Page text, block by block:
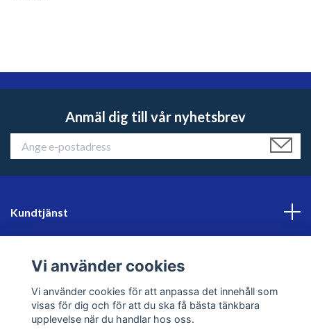
Anmäl dig till vår nyhetsbrev
Kundtjänst
Sociala medier
Vi använder cookies
Vi använder cookies för att anpassa det innehåll som
visas för dig och för att du ska få bästa tänkbara
upplevelse när du handlar hos oss.